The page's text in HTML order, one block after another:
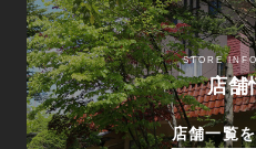
STORE
店舗
店舗一覧